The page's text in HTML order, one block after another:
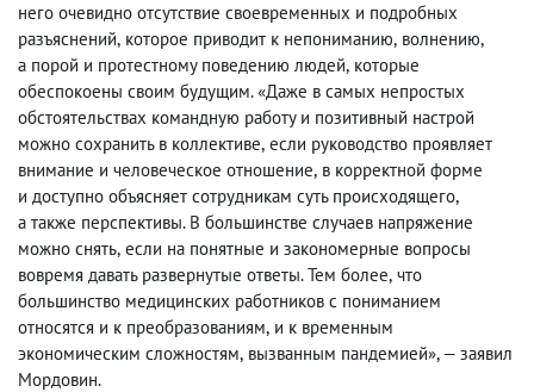
него очевидно отсутствие своевременных и подробных
разъяснений, которое приводит к непониманию, волнению,
а порой и протестному поведению людей, которые
обеспокоены своим будущим. «Даже в самых непростых
обстоятельствах командную работу и позитивный настрой
можно сохранить в коллективе, если руководство проявляет
внимание и человеческое отношение, в корректной форме
и доступно объясняет сотрудникам суть происходящего,
а также перспективы. В большинстве случаев напряжение
можно снять, если на понятные и закономерные вопросы
вовремя давать развернутые ответы. Тем более, что
большинство медицинских работников с пониманием
относятся и к преобразованиям, и к временным
экономическим сложностям, вызванным пандемией», — заявил
Мордовин.